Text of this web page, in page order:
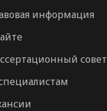
информация
совет